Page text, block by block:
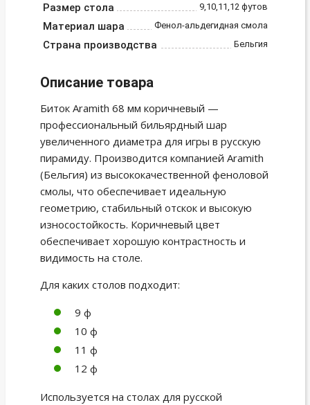
Размер стола 9,10,11,12 футов
Материал шара Фенол-альдегидная смола
Страна производства Бельгия
Описание товара
Биток Aramith 68 мм коричневый —
профессиональный бильярдный шар
увеличенного диаметра для игры в русскую
пирамиду. Производится компанией Aramith
(Бельгия) из высококачественной феноловой
смолы, что обеспечивает идеальную
геометрию, стабильный отскок и высокую
износостойкость. Коричневый цвет
обеспечивает хорошую контрастность и
видимость на столе.
Для каких столов подходит:
9 ф
10 ф
11 ф
12 ф
Используется на столах для русской